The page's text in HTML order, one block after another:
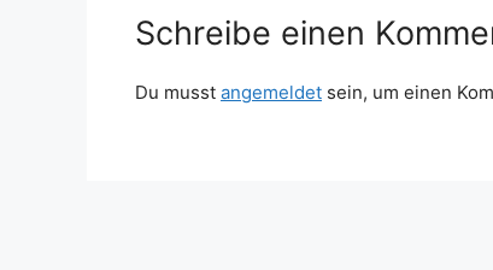
Schreibe einen
Du musst angemeldet sein, um einen